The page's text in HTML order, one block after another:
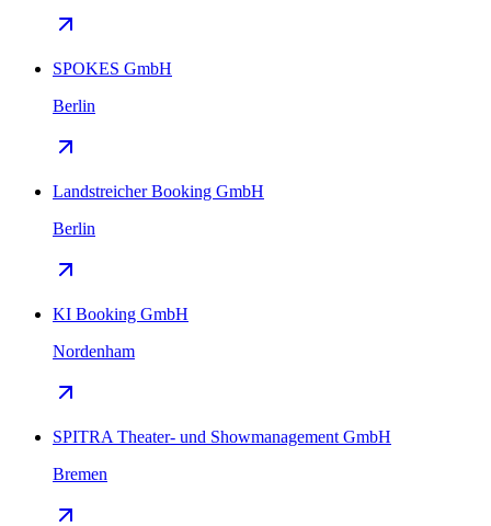
SPOKES GmbH
Berlin
Landstreicher Booking GmbH
Berlin
KI Booking GmbH
Nordenham
SPITRA Theater- und Showmanagement GmbH
Bremen